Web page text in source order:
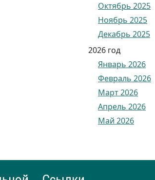
Октябрь 2025
Ноябрь 2025
Декабрь 2025
2026 год
Январь 2026
Февраль 2026
Март 2026
Апрель 2026
Май 2026